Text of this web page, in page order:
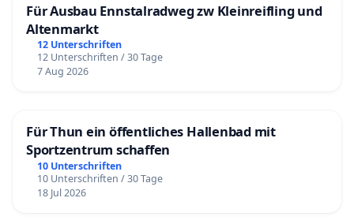
Für Ausbau Ennstalradweg zw Kleinreifling und
Altenmarkt
12 Unterschriften
12 Unterschriften / 30 Tage
7 Aug 2026
Für Thun ein öffentliches Hallenbad mit
Sportzentrum schaffen
10 Unterschriften
10 Unterschriften / 30 Tage
18 Jul 2026